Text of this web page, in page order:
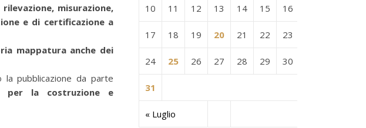
misurazione,
e di certificazione a
mappatura anche dei
pubblicazione da parte
per la costruzione e
« Luglio
10 11 12 13 14 15 16
17 18 19 20 21 22 23
24 25 26 27 28 29 30
31